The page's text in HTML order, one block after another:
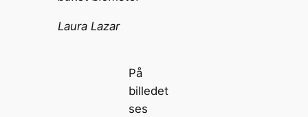
Laura Lazar
På
billedet
ses